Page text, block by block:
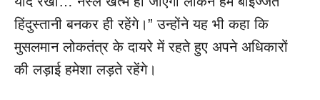
हिंदुस्तानी बनकर ही रहेंगे।” उन्होंने यह भी कहा कि
मुसलमान लोकतंत्र के दायरे में रहते हुए अपने अधिकारों
की लड़ाई हमेशा लड़ते रहेंगे।